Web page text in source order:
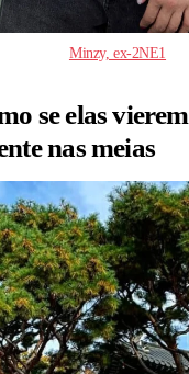
Minzy, ex-2NE1
se elas vierem
nas meias